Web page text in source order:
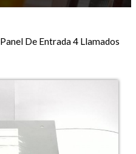
Panel De Entrada 4 Llamados